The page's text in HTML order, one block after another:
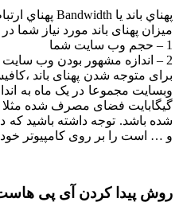
پهناي باند يا Bandwidth پهناي ارتباطي است که داده ها از طريق آن و از فضاي وب شما انتقال مي‌يابند.
میزان پهنای باند مورد نیاز
1 – حجم وب سایت شما
2 – اندازه مشهور بودن وب سایت و تعداد بازدید کنندگان
برای متوجه شدن پهنای باند
و … است را بر روی کامپیوتر
روش پیدا کردن آی پی